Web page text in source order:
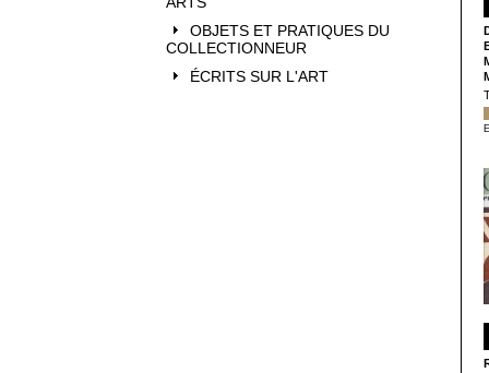
OBJETS ET PRATIQUES DU
COLLECTIONNEUR
ÉCRITS SUR L'ART